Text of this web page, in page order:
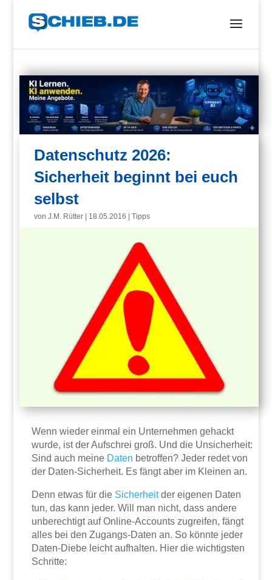
Datenschutz 2026:
Sicherheit beginnt bei euch
selbst
vonJ.M. Rütter 18.05.2016 |Tipps
Wenn wieder einmal ein Unternehmen gehackt
wurde, ist der Aufschrei groß. Und die Unsicherheit:
Sind auch meine Daten betroffen? Jeder redet von
der Daten-Sicherheit. Es fängt aber im Kleinen an.
Denn etwas für die Sicherheitder eigenen Daten
tun, das kann jeder. Will man nicht, dass andere
unberechtigt auf Online-Accounts zugreifen, fängt
alles bei den Zugangs-Daten an. So könnte jeder
Daten-Diebe leicht aufhalten. Hier die wichtigsten
Schritte: